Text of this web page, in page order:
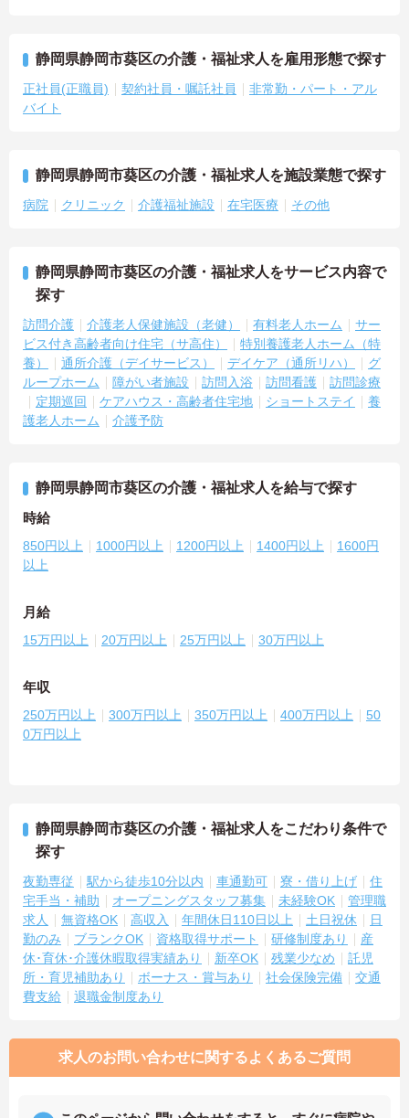
静岡県静岡市葵区の介護・福祉求人を雇用形態で探す
正社員(正職員) 契約社員・嘱託社員
非常勤・パート・アル
バイト
静岡県静岡市葵区の介護・福祉求人を施設業態で探す
病院 クリニック 介護福祉施設 在宅医療 その他
静岡県静岡市葵区の介護・福祉求人をサービス内容で
探す
訪問介護 介護老人保健施設（老健） 有料老人ホーム
サー
ビス付き高齢者向け住宅（サ高住）
特別養護老人ホーム（特
養）
通所介護（デイサービス） デイケア（通所リハ）
グ
ループホーム
障がい者施設 訪問入浴 訪問看護
訪問診療
定期巡回
ケアハウス・高齢者住宅地 ショートステイ
養
護老人ホーム
介護予防
静岡県静岡市葵区の介護・福祉求人を給与で探す
時給
850円以上 1000円以上 1200円以上 1400円以上
1600円
以上
月給
15万円以上 20万円以上 25万円以上 30万円以上
年収
250万円以上 300万円以上 350万円以上 400万円以上
50
0万円以上
静岡県静岡市葵区の介護・福祉求人をこだわり条件で
探す
夜勤専従 駅から徒歩10分以内 車通勤可 寮・借り上げ
住
宅手当・補助
オープニングスタッフ募集 未経験OK
管理職
求人
無資格OK 高収入 年間休日110日以上 土日祝休
日
勤のみ
ブランクOK 資格取得サポート 研修制度あり
産
休･育休･介護休暇取得実績あり
新卒OK 残業少なめ
託児
所・育児補助あり
ボーナス・賞与あり 社会保険完備
交通
費支給
退職金制度あり
求人のお問い合わせに関するよくあるご質問